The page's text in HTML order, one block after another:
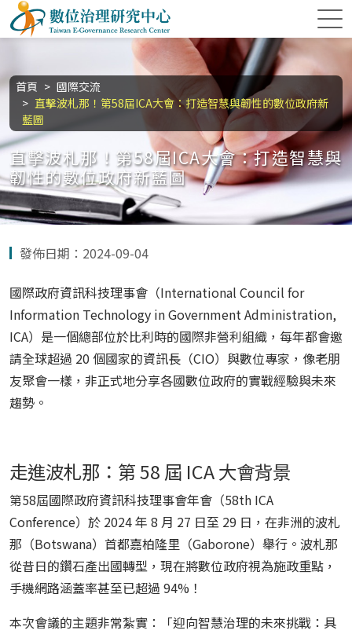
跳到主要內容區塊
數位治理研究中心
首頁
國際交流
直擊波札那！第58屆ICA大會：打造智慧與韌性的數位政府新
藍圖
:::
直擊波札那！第58屆ICA大會：打造智慧與
韌性的數位政府新藍圖
發佈日期：2024-09-04
國際政府資訊科技理事會（International Council for
Information Technology in Government Administration,
ICA）是一個總部位於比利時的國際非營利組織，每年都會邀
請全球超過 20 個國家的資訊長（CIO）與數位專家，像老朋
友聚會一樣，非正式地分享各國數位政府的實戰經驗與未來
趨勢。
走進波札那：第 58 屆 ICA 大會背景
第58屆國際政府資訊科技理事會年會（58th ICA
Conference）於 2024 年 8 月 27 日至 29 日，在非洲的波札
那（Botswana）首都嘉柏隆里（Gaborone）舉行。波札那
從昔日的鑽石產出國轉型，現在將數位政府視為施政重點，
手機網路涵蓋率甚至已超過 94%！
本次會議的主題非常紮實：「迎向智慧治理的未來挑戰：具